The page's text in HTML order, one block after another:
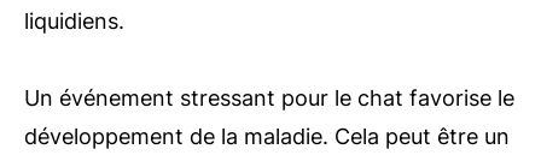
liquidiens.
Un événement stressant pour le chat favorise le
développement de la maladie. Cela peut être un